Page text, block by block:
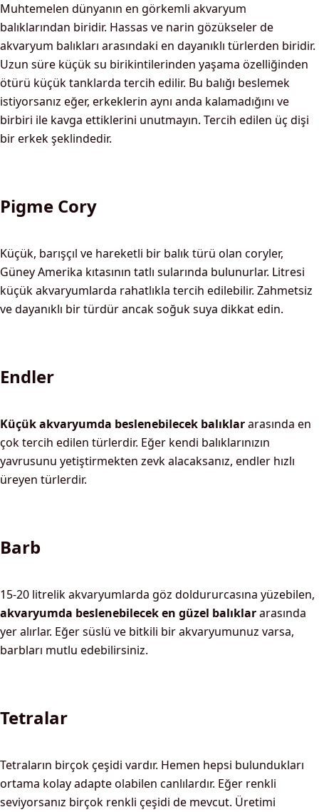
Muhtemelen dünyanın en görkemli akvaryum
balıklarından biridir. Hassas ve narin gözükseler de
akvaryum balıkları arasındaki en dayanıklı türlerden biridir.
Uzun süre küçük su birikintilerinden yaşama özelliğinden
ötürü küçük tanklarda tercih edilir. Bu balığı beslemek
istiyorsanız eğer, erkeklerin aynı anda kalamadığını ve
birbiri ile kavga ettiklerini unutmayın. Tercih edilen üç dişi
bir erkek şeklindedir.
Pigme Cory
Küçük, barışçıl ve hareketli bir balık türü olan coryler,
Güney Amerika kıtasının tatlı sularında bulunurlar. Litresi
küçük akvaryumlarda rahatlıkla tercih edilebilir. Zahmetsiz
ve dayanıklı bir türdür ancak soğuk suya dikkat edin.
Endler
Küçük akvaryumda beslenebilecek balıklararasında en
çok tercih edilen türlerdir. Eğer kendi balıklarınızın
yavrusunu yetiştirmekten zevk alacaksanız, endler hızlı
üreyen türlerdir.
Barb
15-20 litrelik akvaryumlarda göz doldururcasına yüzebilen,
akvaryumda beslenebilecek en güzel balıklararasında
yer alırlar. Eğer süslü ve bitkili bir akvaryumunuz varsa,
barbları mutlu edebilirsiniz.
Tetralar
Tetraların birçok çeşidi vardır. Hemen hepsi bulundukları
ortama kolay adapte olabilen canlılardır. Eğer renkli
seviyorsanız birçok renkli çeşidi de mevcut. Üretimi